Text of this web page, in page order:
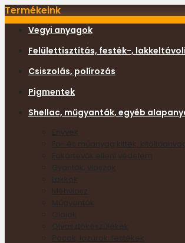
Termékeink
Vegyi anyagok
Felülettisztítás, festék-,
Csiszolás, polírozás
Pigmentek
Shellac, műgyanták, egyéb
Enyvek
Fa- és műanyag kittek,
Fakártevők elleni védelem
Gyanták, viaszok
Lakkok
Méhviasz
Műgyanták
Olajok
Olvasztókészülékek
Pácok, lazúrok, festékek